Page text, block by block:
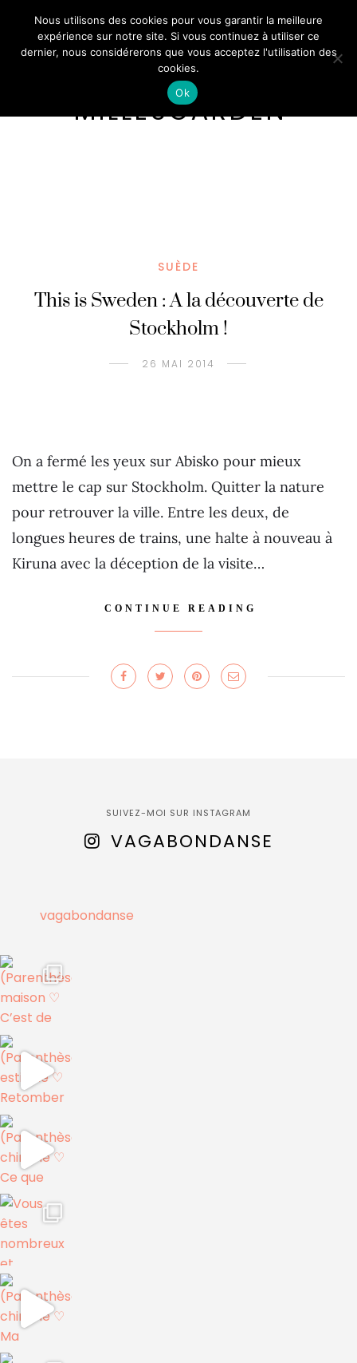
MILLESGÅRDEN
SUÈDE
This is Sweden : A la découverte de
Stockholm !
26 MAI 2014
On a fermé les yeux sur Abisko pour mieux
mettre le cap sur Stockholm. Quitter la nature
pour retrouver la ville. Entre les deux, de
longues heures de trains, une halte à nouveau à
Kiruna avec la déception de la visite…
CONTINUE READING
SUIVEZ-MOI SUR INSTAGRAM
VAGABONDANSE
vagabondanse
Nous utilisons des cookies pour vous garantir la meilleure
expérience sur notre site. Si vous continuez à utiliser ce
dernier, nous considérerons que vous acceptez l'utilisation des
cookies.
Ok